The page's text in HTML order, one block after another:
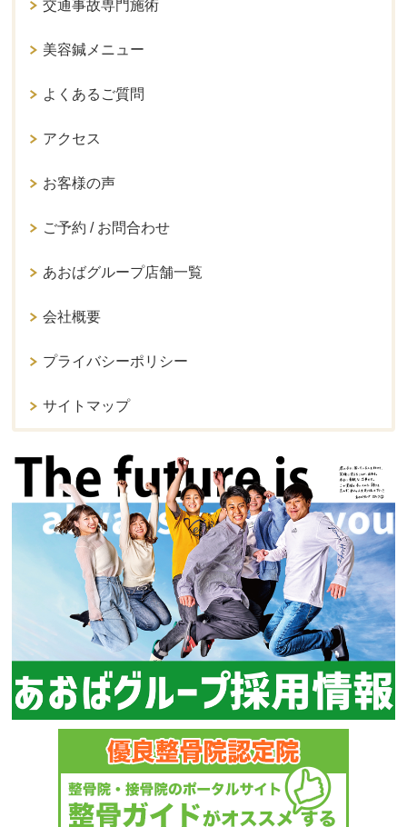
交通事故専門施術
美容鍼メニュー
よくあるご質問
アクセス
お客様の声
ご予約 / お問合わせ
あおばグループ店舗一覧
会社概要
プライバシーポリシー
サイトマップ